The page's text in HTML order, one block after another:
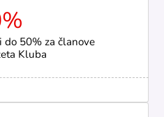
do 50% za članove
Kluba